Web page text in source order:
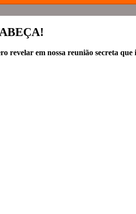
revelar em nossa reunião secreta